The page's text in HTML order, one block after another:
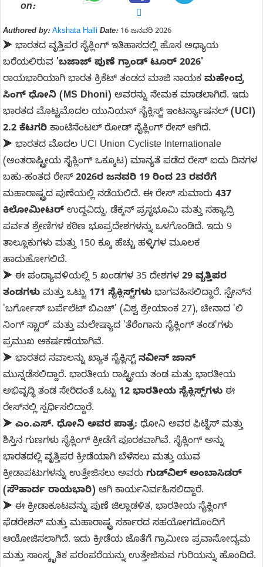
on:
Authored by: Akshata Halli Date:16 ಜನವರಿ 2026
➤ ಭಾರತದ ವೃತ್ತಿಪರ ಸೈಕ್ಲಿಂಗ್ ಇತಿಹಾಸದಲ್ಲಿ ಹೊಸ ಅಧ್ಯಾಯ
ಬರೆಯಲಿರುವ 'ಬಜಾಜ್ ಪುಣೆ ಗ್ರಾಂಡ್ ಟೂರ್ 2026'
ರಾಯಭಾರಿಯಾಗಿ ಭಾರತ ಕ್ರಿಕೆಟ್ ತಂಡದ ಮಾಜಿ ನಾಯಕ ಮಹೇಂದ್ರ
ಸಿಂಗ್ ಧೋನಿ (MS Dhoni) ಅವರನ್ನು ನೇಮಕ ಮಾಡಲಾಗಿದೆ. ಇದು
ಭಾರತದ ಮೊಟ್ಟಮೊದಲ ಯುನಿಯನ್ ಸೈಕ್ಲಿಸ್ಟ್ ಇಂಟರ್ನ್ಯಾಷನಲ್ (UCI)
2.2 ಕೆಟಗರಿ ಕಾಂಟಿನೆಂಟಲ್ ರೋಡ್ ಸೈಕ್ಲಿಂಗ್ ರೇಸ್ ಆಗಿದೆ.
➤ ಭಾರತದ ಮೊದಲ UCI Union Cycliste Internationale
(ಅಂತರಾಷ್ಟ್ರೀಯ ಸೈಕ್ಲಿಂಗ್ ಒಕ್ಕೂಟ) ಮಾನ್ಯತೆ ಪಡೆದ ರೇಸ್ ಐದು ದಿನಗಳ
ಬಹು-ಹಂತದ ರೇಸ್ 2026ರ ಜನವರಿ 19 ರಿಂದ 23 ರವರೆಗೆ
ಮಹಾರಾಷ್ಟ್ರದ ಪುಣೆಯಲ್ಲಿ ನಡೆಯಲಿದೆ. ಈ ರೇಸ್ ಸುಮಾರು 437
ಕಿಲೋಮೀಟರ್ ಉದ್ದವಿದ್ದು, ಡೆಕ್ಕನ್ ಪ್ರಸ್ಥಭೂಮಿ ಮತ್ತು ಸಹ್ಯಾದ್ರಿ
ಪರ್ವತ ಶ್ರೇಣಿಗಳ ಕಠಿಣ ಭೂಪ್ರದೇಶಗಳನ್ನು ಒಳಗೊಂಡಿದೆ. ಇದು 9
ತಾಲ್ಲೂಕುಗಳು ಮತ್ತು 150 ಕ್ಕೂ ಹೆಚ್ಚು ಹಳ್ಳಿಗಳ ಮೂಲಕ
ಹಾದುಹೋಗಲಿದೆ.
➤ ಈ ಪಂದ್ಯಾವಳಿಯಲ್ಲಿ 5 ಖಂಡಗಳ 35 ದೇಶಗಳ 29 ವೃತ್ತಿಪರ
ತಂಡಗಳು ಮತ್ತು ಒಟ್ಟು 171 ಸೈಕ್ಲಿಸ್ಟ್‌ಗಳು ಭಾಗವಹಿಸಲಿದ್ದಾರೆ. ಸ್ಪೇನ್‌ನ
'ಬರ್ಗೋಸ್ ಬರ್ಪೆಲೆಟ್ ಬಿಎಚ್' (ವಿಶ್ವ ಶ್ರೇಯಾಂಕ 27), ಚೀನಾದ 'ಲಿ
ನಿಂಗ್ ಸ್ಟಾರ್' ಮತ್ತು ಮಲೇಷ್ಯಾದ 'ತೆರೆಂಗಾನು ಸೈಕ್ಲಿಂಗ್ ತಂಡ'ಗಳು
ಪ್ರಮುಖ ಆಕರ್ಷಣೆಯಾಗಿವೆ.
➤ ಭಾರತದ ಸವಾಲನ್ನು ಖ್ಯಾತ ಸೈಕ್ಲಿಸ್ಟ್ ನವೀನ್ ಜಾನ್
ಮುನ್ನಡೆಸಲಿದ್ದಾರೆ. ಭಾರತೀಯ ರಾಷ್ಟ್ರೀಯ ತಂಡ ಮತ್ತು ಭಾರತೀಯ
ಅಭಿವೃದ್ಧಿ ತಂಡ ಸೇರಿದಂತೆ ಒಟ್ಟು 12 ಭಾರತೀಯ ಸೈಕ್ಲಿಸ್ಟ್‌ಗಳು ಈ
ರೇಸ್‌ನಲ್ಲಿ ಸ್ಪರ್ಧಿಸಲಿದ್ದಾರೆ.
➤ ಎಂ.ಎಸ್. ಧೋನಿ ಅವರ ಪಾತ್ರ: ಧೋನಿ ಅವರ ಫಿಟ್ನೆಸ್ ಮತ್ತು
ಶಿಸ್ತಿನ ಗುಣಗಳು ಸೈಕ್ಲಿಂಗ್ ಕ್ರೀಡೆಗೆ ಪೂರಕವಾಗಿವೆ. ಸೈಕ್ಲಿಂಗ್ ಅನ್ನು
ಭಾರತದಲ್ಲಿ ವೃತ್ತಿಪರ ಕ್ರೀಡೆಯಾಗಿ ಬೆಳೆಸಲು ಮತ್ತು ಯುವ
ಕ್ರೀಡಾಪಟುಗಳನ್ನು ಉತ್ತೇಜಿಸಲು ಅವರು ಗುಡ್‌ವಿಲ್ ಅಂಬಾಸಿಡರ್
(ಸೌಹಾರ್ದ ರಾಯಭಾರಿ) ಆಗಿ ಕಾರ್ಯನಿರ್ವಹಿಸಲಿದ್ದಾರೆ.
➤ ಈ ಕ್ರೀಡಾಕೂಟವನ್ನು ಪುಣೆ ಜಿಲ್ಲಾಡಳಿತ, ಭಾರತೀಯ ಸೈಕ್ಲಿಂಗ್
ಫೆಡರೇಶನ್ ಮತ್ತು ಮಹಾರಾಷ್ಟ್ರ ಸರ್ಕಾರದ ಸಹಯೋಗದೊಂದಿಗೆ
ಆಯೋಜಿಸಲಾಗಿದೆ. ಇದು ಕ್ರೀಡೆಯ ಜೊತೆಗೆ ಗ್ರಾಮೀಣ ಪ್ರವಾಸೋದ್ಯಮ
ಮತ್ತು ಸಾಂಸ್ಕೃತಿಕ ಪರಂಪರೆಯನ್ನು ಉತ್ತೇಜಿಸುವ ಗುರಿಯನ್ನು ಹೊಂದಿದೆ.